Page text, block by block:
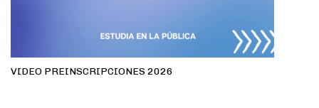
VIDEO PREINSCRIPCIONES 2026